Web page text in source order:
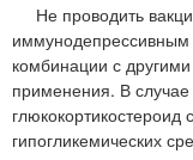
Не проводить
комбинации с
применения. В
гипогликемических